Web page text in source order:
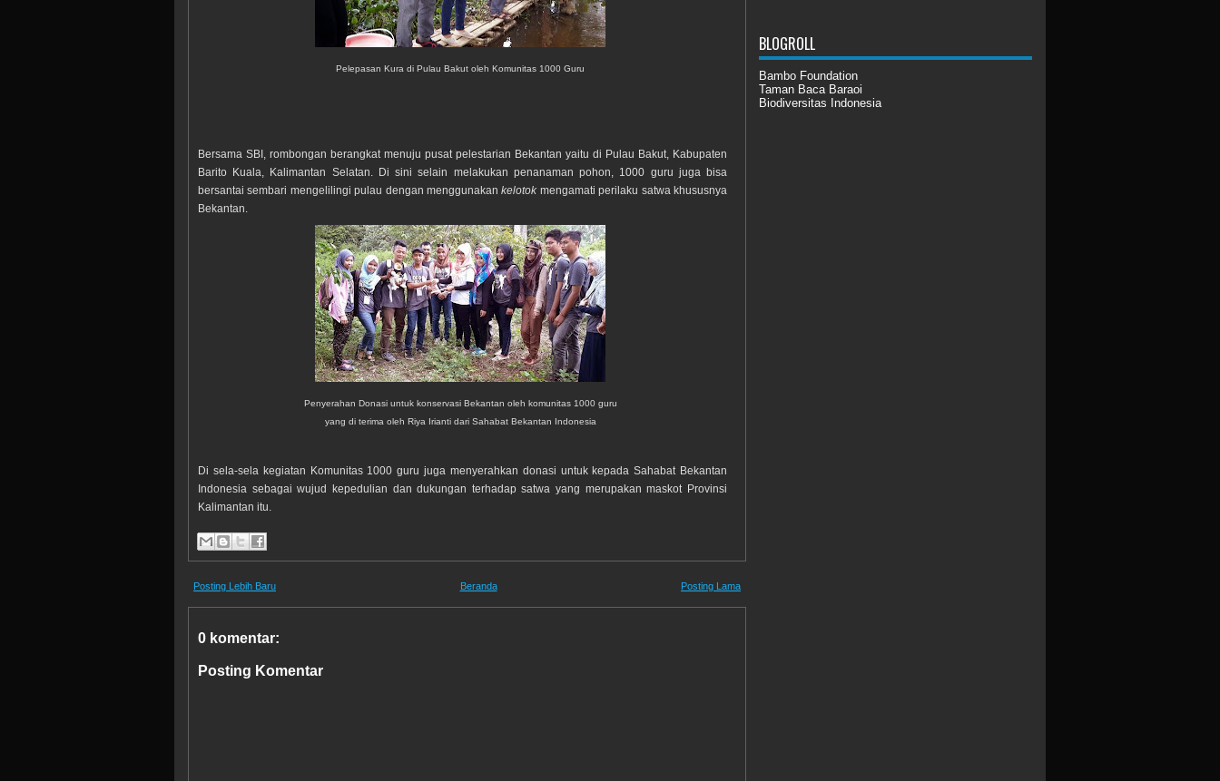
Pelepasan Kura di Pulau Bakut oleh Komunitas 1000 Guru
Bersama SBI, rombongan berangkat menuju pusat pelestarian Bekantan yaitu di Pulau Bakut, Kabupaten
Barito Kuala, Kalimantan Selatan. Di sini selain melakukan penanaman pohon, 1000 guru juga bisa
bersantai sembari mengelilingi pulau dengan menggunakankelotok mengamati perilaku satwa khususnya
Bekantan.
Penyerahan Donasi untuk konservasi Bekantan oleh komunitas 1000 guru
yang di terima oleh Riya Irianti dari Sahabat Bekantan Indonesia
Di sela-sela kegiatan Komunitas 1000 guru juga menyerahkan donasi untuk kepada Sahabat Bekantan
Indonesia sebagai wujud kepedulian dan dukungan terhadap satwa yang merupakan maskot Provinsi
Kalimantan itu.
Posting Lebih Baru Posting Lama
Beranda
0 komentar:
Posting Komentar
BLOGROLL
Bambo Foundation
Taman Baca Baraoi
Biodiversitas Indonesia